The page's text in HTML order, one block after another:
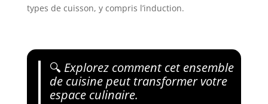
types de cuisson, y compris l’induction.
🔍 Explorez comment cet ensemble
de cuisine peut transformer votre
espace culinaire.